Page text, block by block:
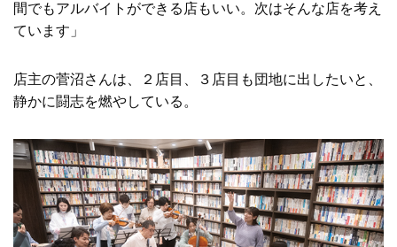
間でもアルバイトができる店もいい。次はそんな店を考え
ています」
店主の菅沼さんは、２店目、３店目も団地に出したいと、
静かに闘志を燃やしている。